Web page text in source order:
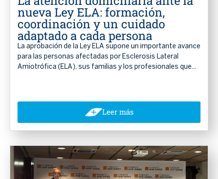
nueva Ley ELA: formación,
coordinación y un cuidado
adaptado a cada persona
La aprobación de la Ley ELA supone un importante avance
para las personas afectadas por Esclerosis Lateral
Amiotrófica (ELA), sus familias y los profesionales que...
Leer más